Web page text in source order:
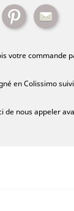
WhatsappPinterest
votre commande
en Colissimo
de nous appeler